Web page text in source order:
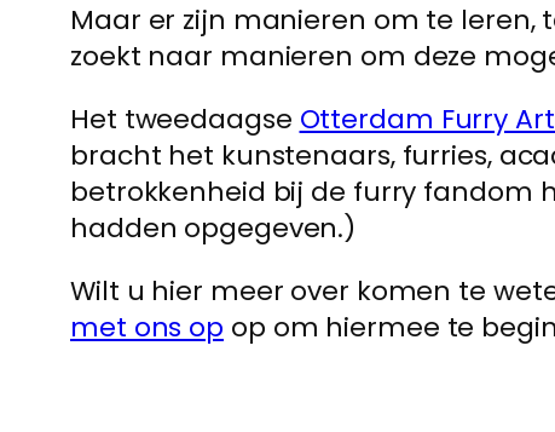
Maar er zijn manieren om te leren,
zoekt naar manieren om deze
Het tweedaagse Otterdam Furry
bracht het kunstenaars, furries,
betrokkenheid bij de furry fandom
hadden opgegeven.)
Wilt u hier meer over komen te
met ons op op om hiermee te